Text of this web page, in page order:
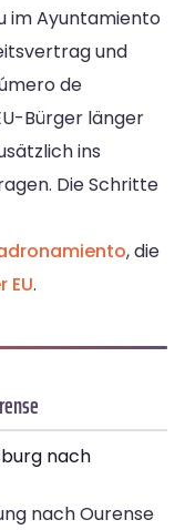
im Ayuntamiento
und
de
Bürger länger
ins
Die Schritte
, die
EU.
nach
nach Ourense